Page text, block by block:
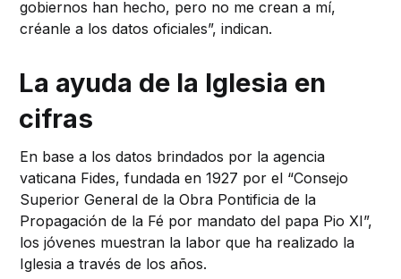
gobiernos han hecho, pero no me crean a mí,
créanle a los datos oficiales”, indican.
La ayuda de la Iglesia en
cifras
En base a los datos brindados por la agencia
vaticana Fides, fundada en 1927 por el “Consejo
Superior General de la Obra Pontificia de la
Propagación de la Fé por mandato del papa Pio XI”,
los jóvenes muestran la labor que ha realizado la
Iglesia a través de los años.